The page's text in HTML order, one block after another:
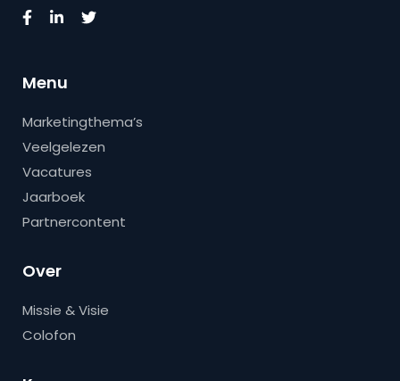
Menu
Marketingthema’s
Veelgelezen
Vacatures
Jaarboek
Partnercontent
Over
Missie & Visie
Colofon